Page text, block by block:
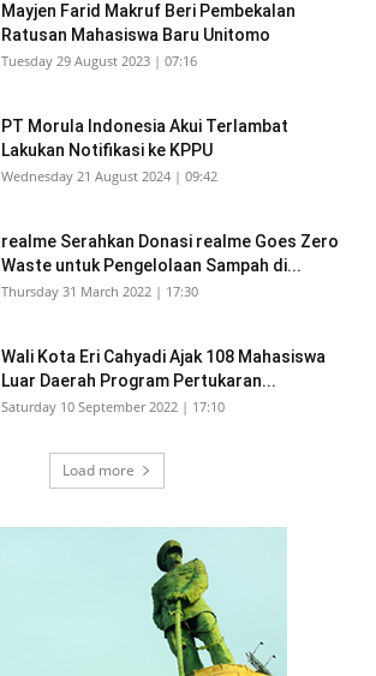
Mayjen Farid Makruf Beri Pembekalan
Ratusan Mahasiswa Baru Unitomo
Tuesday 29 August 2023 | 07:16
PT Morula Indonesia Akui Terlambat
Lakukan Notifikasi ke KPPU
Wednesday 21 August 2024 | 09:42
realme Serahkan Donasi realme Goes Zero
Waste untuk Pengelolaan Sampah di...
Thursday 31 March 2022 | 17:30
Wali Kota Eri Cahyadi Ajak 108 Mahasiswa
Luar Daerah Program Pertukaran...
Saturday 10 September 2022 | 17:10
Load more